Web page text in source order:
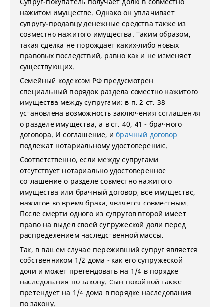
нажитом имуществе. Однако он уплачивает
супругу-продавцу денежные средства также из
совместно нажитого имущества. Таким образом,
такая сделка не порождает каких-либо новых
правовых последствий, равно как и не изменяет
существующих.
Семейный кодексом РФ предусмотрен
специальный порядок раздела соместно нажитого
имущества между супругами: в п. 2 ст. 38
установлена возможность заключения соглашения
о разделе имущества, а в ст. 40, 41 - брачного
договора. И соглашение, ибрачный договор
подлежат нотариальному удостоверению.
Соответственно, если между супругами
отсутствует нотариально удостоверенное
соглашение о разделе совместно нажитого
имущества или брачный договор, все имущество,
нажитое во время брака, является совместным.
После смерти одного из супругов второй имеет
право на выдел своей супружеской доли перед
распределением наследственной массы.
Так, в вашем случае переживший супруг является
собственником 1/2 дома - как его супружеской
доли и может претендовать на 1/4 в порядке
наследования по закону. Сын покойной также
претендует на 1/4 дома в порядке наследования
по закону.